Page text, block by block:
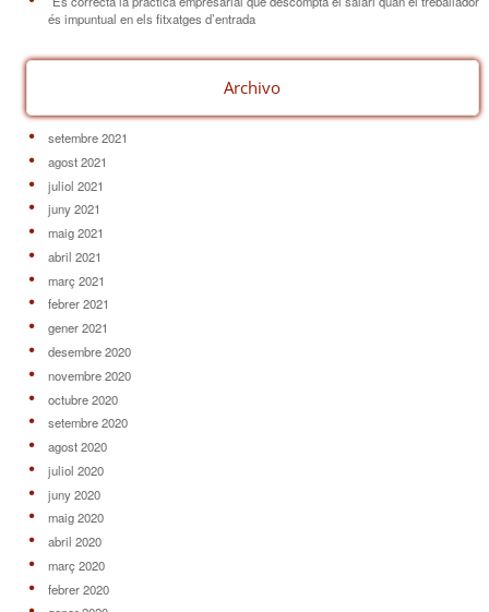
és impuntual en els fitxatges d’entrada
Archivo
setembre 2021
agost 2021
juliol 2021
juny 2021
maig 2021
abril 2021
març 2021
febrer 2021
gener 2021
desembre 2020
novembre 2020
octubre 2020
setembre 2020
agost 2020
juliol 2020
juny 2020
maig 2020
abril 2020
març 2020
febrer 2020